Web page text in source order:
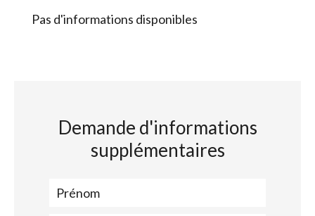
Pas d'informations disponibles
Demande d'informations
supplémentaires